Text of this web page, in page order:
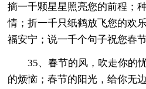
摘一千颗星星照亮您的前程；
情；折一千只纸鹤放飞您的欢
福安宁；说一千个句子祝您春
35、春节的风，吹走你的
的烦恼；春节的阳光，给你无